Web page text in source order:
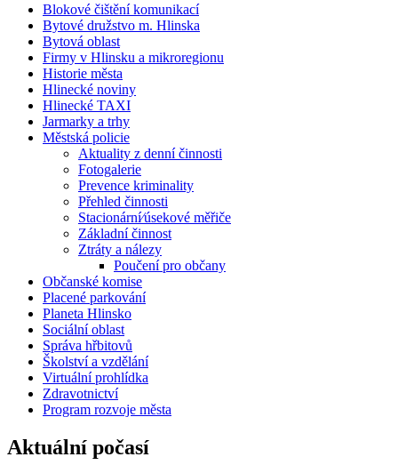
Blokové čištění komunikací
Bytové družstvo m. Hlinska
Bytová oblast
Firmy v Hlinsku a mikroregionu
Historie města
Hlinecké noviny
Hlinecké TAXI
Jarmarky a trhy
Městská policie
Aktuality z denní činnosti
Fotogalerie
Prevence kriminality
Přehled činnosti
Stacionární⁄úsekové měřiče
Základní činnost
Ztráty a nálezy
Poučení pro občany
Občanské komise
Placené parkování
Planeta Hlinsko
Sociální oblast
Správa hřbitovů
Školství a vzdělání
Virtuální prohlídka
Zdravotnictví
Program rozvoje města
Aktuální počasí